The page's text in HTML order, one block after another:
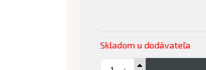
Skladom u dodávateľa